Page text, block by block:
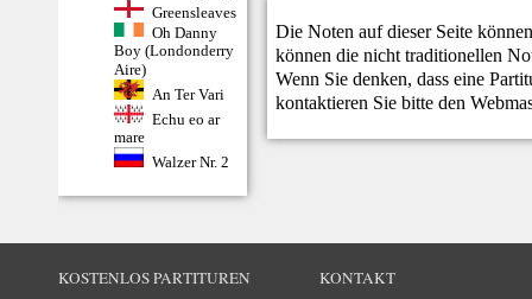
Greensleaves
Oh Danny
Boy (Londonderry
Aire)
An Ter Vari
Echu eo ar
mare
Walzer Nr. 2
Die Noten auf dieser Seite
können die nicht traditionellen
Wenn Sie denken, dass eine
kontaktieren Sie bitte den
KOSTENLOS PARTITUREN KONTAKT